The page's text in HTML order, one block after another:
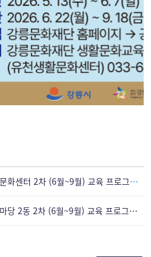
[모집] 2026 유천생활문화센터 2차 (6월~9월) 교육 프로그램 수강생 모집
[모집] 2026 명주예술마당 2동 2차 (6월~9월) 교육 프로그램 수강생 모집